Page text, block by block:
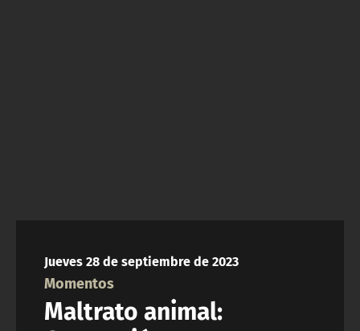
Jueves 28 de septiembre de 2023
Momentos
Maltrato animal: